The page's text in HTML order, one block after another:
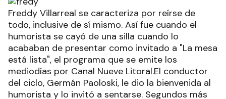
Freddy Villarreal se caracteriza por reírse de
todo, inclusive de sí mismo. Así fue cuando el
humorista se cayó de una silla cuando lo
acababan de presentar como invitado a "La mesa
está lista", el programa que se emite los
mediodías por Canal Nueve Litoral.El conductor
del ciclo, Germán Paoloski, le dio la bienvenida al
humorista y lo invitó a sentarse. Segundos más